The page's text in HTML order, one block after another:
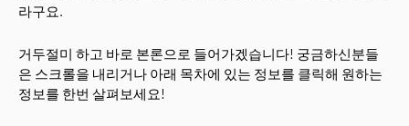
라구요.
거두절미 하고 바로 본론으로 들어가겠습니다! 궁금하신분들
은 스크롤을 내리거나 아래 목차에 있는 정보를 클릭해 원하는
정보를 한번 살펴보세요!